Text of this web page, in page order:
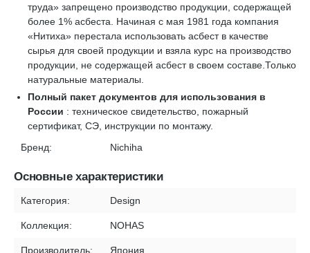
труда» запрещено производство продукции, содержащей
более 1% асбеста. Начиная с мая 1981 года компания
«Нитиха» перестала использовать асбест в качестве
сырья для своей продукции и взяла курс на производство
продукции, не содержащей асбест в своем составе.Только
натуральные материалы.
Полный пакет документов для использования в
России : техническое свидетельство, пожарный
сертификат, СЭ, инструкции по монтажу.
Бренд:
Nichiha
Основные характеристики
Категория: Design
Коллекция: NOHAS
Производитель: Япония